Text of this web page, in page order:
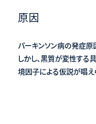
原因
パーキンソン病の発症原
しかし、黒質が変性する
境因子による仮説が唱え